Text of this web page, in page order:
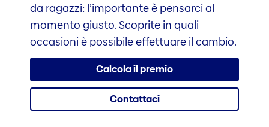
da ragazzi: l’importante è pensarci al
momento giusto. Scoprite in quali
occasioni è possibile effettuare il cambio.
Calcola il premio
Contattaci